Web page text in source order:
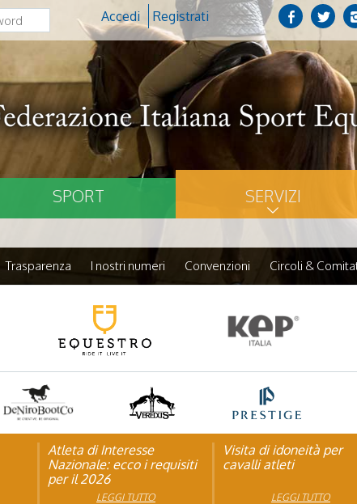
Accedi Registrati
SPORT SERVIZI
Trasparenza I nostri numeri Convenzioni Circoli &
Atleta di Interesse
Nazionale: ecco i requisiti
per il 2026
LEGGI TUTTO
Visita di idoneità per
cavalli atleti
LEGGI TUTTO
Natale con la FISE: al via
la nona edizione
dell’iniziativa solidale della
Federazione Italiana Sport
LEGGI TUTTO
Studente Atleta di alto
livello: pubblicato il
2025/2026LEGGI TUTTO